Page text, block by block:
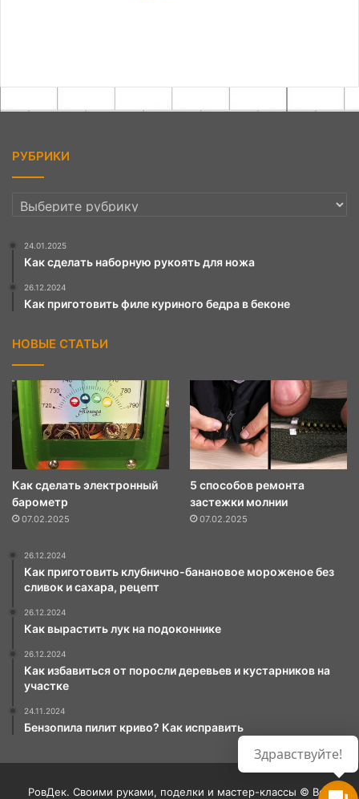
РУБРИКИ
РУБРИКИ
24.01.2025
Как сделать наборную рукоять для ножа
26.12.2024
Как приготовить филе куриного бедра в беконе
НОВЫЕ СТАТЬИ
Как сделать электронный
барометр
07.02.2025
5 способов ремонта
застежки молнии
07.02.2025
26.12.2024
Как приготовить клубнично-банановое мороженое без
сливок и сахара, рецепт
26.12.2024
Как вырастить лук на подоконнике
26.12.2024
Как избавиться от поросли деревьев и кустарников на
участке
24.11.2024
Бензопила пилит криво? Как исправить
РовДек. Своими руками, поделки и мастер-классы © Все
Здравствуйте!